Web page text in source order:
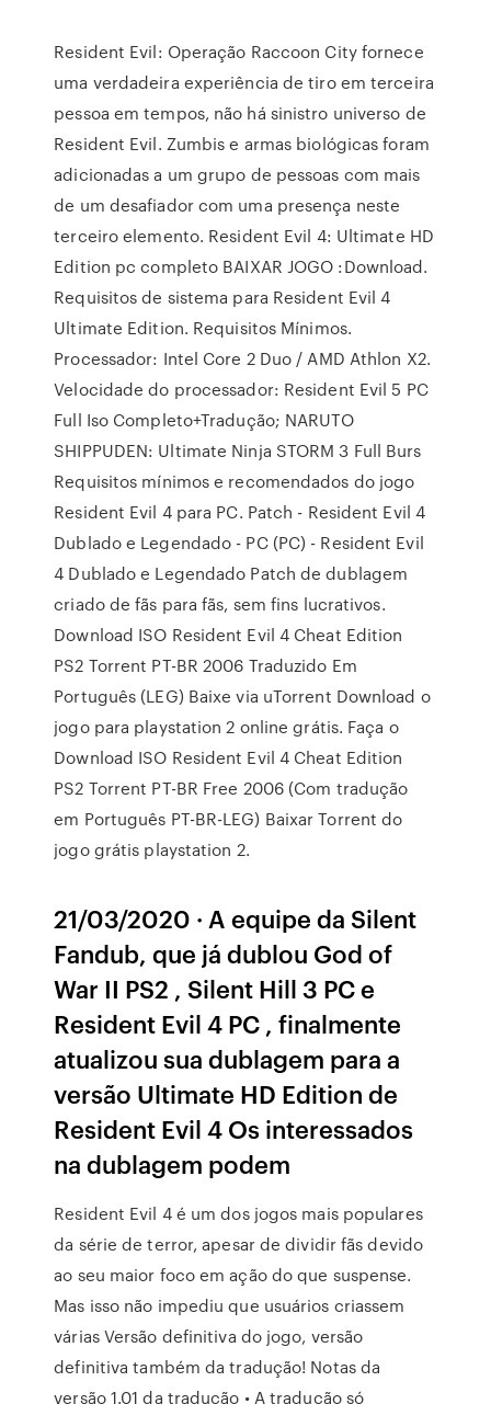
Resident Evil: Operação Raccoon City fornece
uma verdadeira experiência de tiro em terceira
pessoa em tempos, não há sinistro universo de
Resident Evil. Zumbis e armas biológicas foram
adicionadas a um grupo de pessoas com mais
de um desafiador com uma presença neste
terceiro elemento. Resident Evil 4: Ultimate HD
Edition pc completo BAIXAR JOGO :Download.
Requisitos de sistema para Resident Evil 4
Ultimate Edition. Requisitos Mínimos.
Processador: Intel Core 2 Duo / AMD Athlon X2.
Velocidade do processador: Resident Evil 5 PC
Full Iso Completo+Tradução; NARUTO
SHIPPUDEN: Ultimate Ninja STORM 3 Full Burs
Requisitos mínimos e recomendados do jogo
Resident Evil 4 para PC. Patch - Resident Evil 4
Dublado e Legendado - PC (PC) - Resident Evil
4 Dublado e Legendado Patch de dublagem
criado de fãs para fãs, sem fins lucrativos.
Download ISO Resident Evil 4 Cheat Edition
PS2 Torrent PT-BR 2006 Traduzido Em
Português (LEG) Baixe via uTorrent Download o
jogo para playstation 2 online grátis. Faça o
Download ISO Resident Evil 4 Cheat Edition
PS2 Torrent PT-BR Free 2006 (Com tradução
em Português PT-BR-LEG) Baixar Torrent do
jogo grátis playstation 2.
21/03/2020 · A equipe da Silent
Fandub, que já dublou God of
War II PS2 , Silent Hill 3 PC e
Resident Evil 4 PC , finalmente
atualizou sua dublagem para a
versão Ultimate HD Edition de
Resident Evil 4 Os interessados
na dublagem podem
Resident Evil 4 é um dos jogos mais populares
da série de terror, apesar de dividir fãs devido
ao seu maior foco em ação do que suspense.
Mas isso não impediu que usuários criassem
várias Versão definitiva do jogo, versão
definitiva também da tradução! Notas da
versão 1.01 da tradução • A tradução só